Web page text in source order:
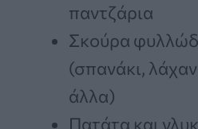
παντζάρια
Σκούρα
(σπανάκι,
άλλα)
Πατάτα και